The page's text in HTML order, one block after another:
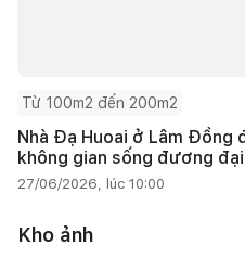
Từ 100m2 đến 200m2
Nhà Đạ Huoai ở Lâm Đồng
không gian sống đương đại
27/06/2026, lúc 10:00
Kho ảnh